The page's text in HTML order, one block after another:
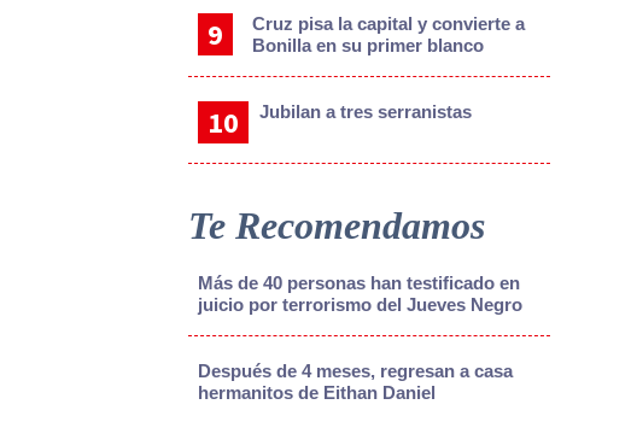
Cruz pisa la capital y convierte a
Bonilla en su primer blanco
Jubilan a tres serranistas
Te Recomendamos
Más de 40 personas han testificado en
juicio por terrorismo del Jueves Negro
Después de 4 meses, regresan a casa
hermanitos de Eithan Daniel